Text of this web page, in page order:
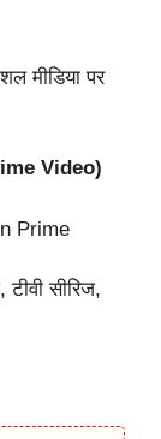
मीडिया पर
Video)
Prime
सीरिज,